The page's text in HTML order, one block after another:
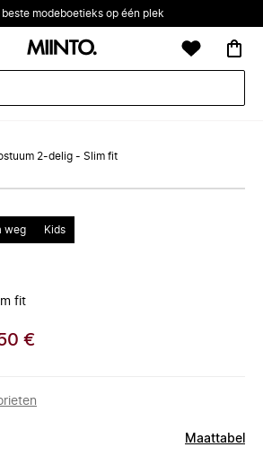
beste modeboetieks op één plek
2-delig - Slim fit
weg Kids
fit
€
Maattabel